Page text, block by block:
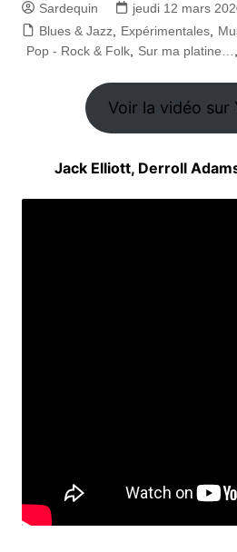
Sardequin jeudi 12 mars
Blues & Jazz, Expérimentales,
Pop - Rock & Folk, Sur ma platine…
Voir la vidéo sur
Jack Elliott, Derroll